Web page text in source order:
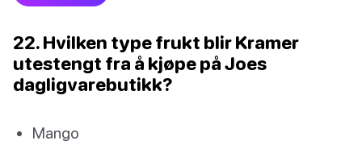
22. Hvilken type frukt blir Kramer
utestengt fra å kjøpe på Joes
dagligvarebutikk?
Mango